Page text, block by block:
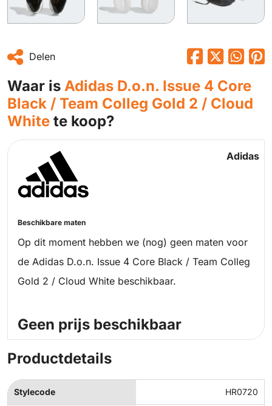
Delen
Waar is Adidas D.o.n. Issue 4 Core
Black / Team Colleg Gold 2 / Cloud
White te koop?
Adidas
Beschikbare maten
Op dit moment hebben we (nog) geen maten voor
de Adidas D.o.n. Issue 4 Core Black / Team Colleg
Gold 2 / Cloud White beschikbaar.
Geen prijs beschikbaar
Productdetails
Stylecode HR0720